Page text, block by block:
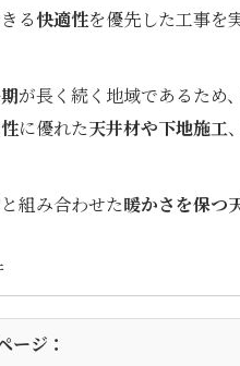
る快適性を優先した工事を
が長く続く地域であるため、
に優れた天井材や下地施工、
と組み合わせた暖かさを保つ
ージ：